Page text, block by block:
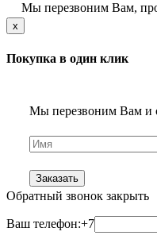
Мы перезвоним Вам,
x
Покупка в один клик
Мы перезвоним Вам и
Заказать
Обратный звонок закрыть
Ваш телефон:+7